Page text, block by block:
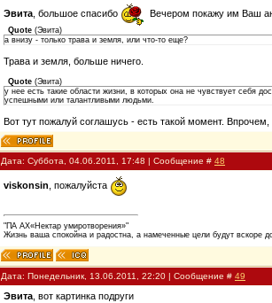
Эвита , большое спасибо Вечером покажу им Ваш
Quote (Эвита)
а внизу - только трава и земля, или что-то еще?
Трава и земля, больше ничего.
Quote (Эвита)
у нее есть такие области жизни, в которых она не чувствует себя
успешными или талантливыми людьми.
Вот тут пожалуй соглашусь - есть такой момент.
Дата: Суббота, 04.06.2011, 17:48 | Сообщение # 48
viskonsin , пожалуйста
"ПА АХ«Нектар умиротворения»"
Жизнь ваша спокойна и радостна, а намеченные цели будут вскоре
Дата: Понедельник, 13.06.2011, 22:20 | Сообщение # 49
Эвита , вот картинка подруги